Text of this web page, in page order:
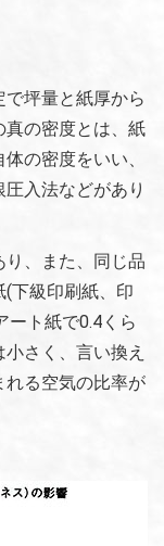
坪量と紙厚から
真の密度とは、紙
の密度をいい、
入法などがあり
、また、同じ品
下級印刷紙、印
ート紙で0.4くら
さく、言い換え
れる空気の比率が